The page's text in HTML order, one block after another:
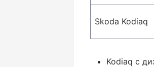
Skoda Kodiaq
Kodiaq с